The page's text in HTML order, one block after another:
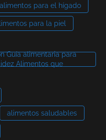
alimentos para el hígado
para la piel
Guía alimentaria para
Alimentos que
alimentos saludables